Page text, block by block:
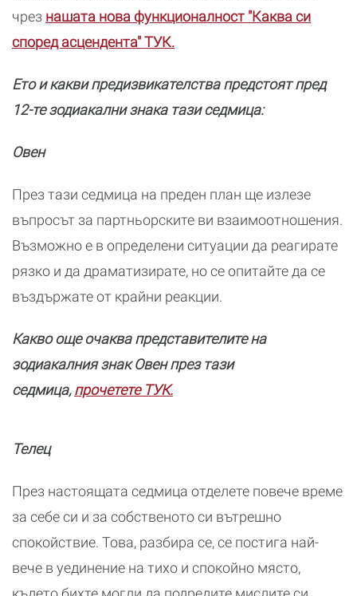
чрез нашата нова функционалност "Каква си
според асцендента" ТУК.
Ето и какви предизвикателства предстоят пред
12-те зодиакални знака тази седмица:
Овен
През тази седмица на преден план ще излезе
въпросът за партньорските ви взаимоотношения.
Възможно е в определени ситуации да реагирате
рязко и да драматизирате, но се опитайте да се
въздържате от крайни реакции.
Какво още очаква представителите на
зодиакалния знак Овен през тази
седмица,прочетете ТУК.
Телец
През настоящата седмица отделете повече време
за себе си и за собственото си вътрешно
спокойствие. Това, разбира се, се постига най-
вече в уединение на тихо и спокойно място,